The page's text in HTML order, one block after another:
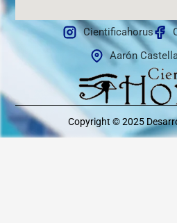
Cientificahorus
Aarón
Copyright © 2025